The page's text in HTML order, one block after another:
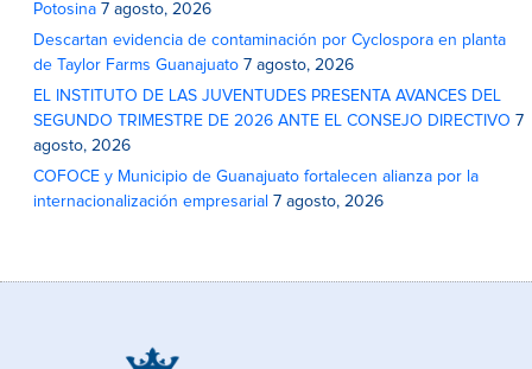
Potosina 7 agosto, 2026
Descartan evidencia de contaminación por Cyclospora en planta
de Taylor Farms Guanajuato 7 agosto, 2026
EL INSTITUTO DE LAS JUVENTUDES PRESENTA AVANCES DEL
SEGUNDO TRIMESTRE DE 2026 ANTE EL CONSEJO DIRECTIVO 7
agosto, 2026
COFOCE y Municipio de Guanajuato fortalecen alianza por la
internacionalización empresarial 7 agosto, 2026